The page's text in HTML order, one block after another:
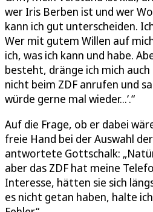
wer Iris Berben ist und wer
kann ich gut unterscheiden.
Wer mit gutem Willen auf
ich, was ich kann und habe.
besteht, dränge ich mich
nicht beim ZDF anrufen und
würde gerne mal wieder...‘.“
Auf die Frage, ob er dabei
freie Hand bei der Auswahl
antwortete Gottschalk:
aber das ZDF hat meine
Interesse, hätten sie sich
es nicht getan haben, halte